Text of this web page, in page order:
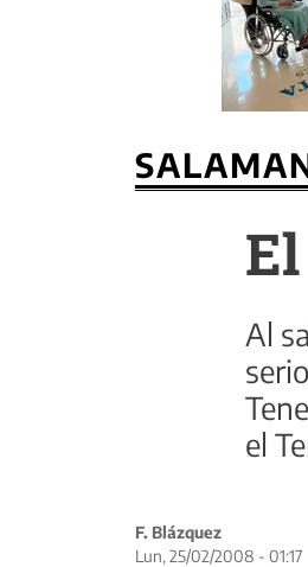
Al
el
F. Blázquez
Lun, 25/02/2008 - 01:17